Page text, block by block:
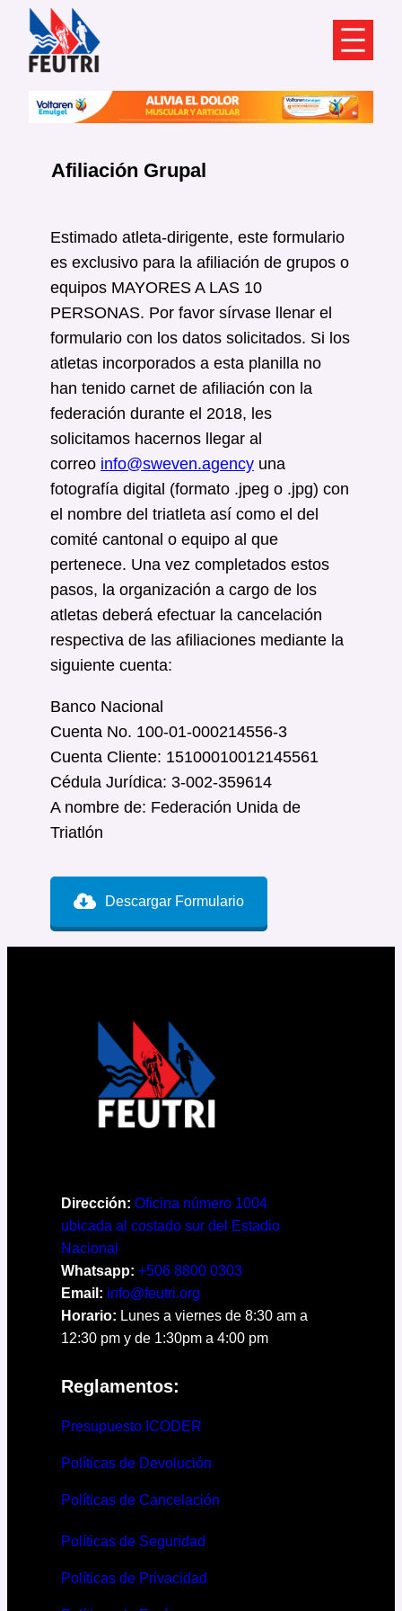
Saltar
contenido
Afiliación Grupal
Estimado atleta-dirigente, este formulario
es exclusivo para la afiliación de grupos o
equipos MAYORES A LAS 10
PERSONAS. Por favor sírvase llenar el
formulario con los datos solicitados. Si los
atletas incorporados a esta planilla no
han tenido carnet de afiliación con la
federación durante el 2018, les
solicitamos hacernos llegar al
correo info@sweven.agency una
fotografía digital (formato .jpeg o .jpg) con
el nombre del triatleta así como el del
comité cantonal o equipo al que
pertenece. Una vez completados estos
pasos, la organización a cargo de los
atletas deberá efectuar la cancelación
respectiva de las afiliaciones mediante la
siguiente cuenta:
Banco Nacional
Cuenta No. 100-01-000214556-3
Cuenta Cliente: 15100010012145561
Cédula Jurídica: 3-002-359614
A nombre de: Federación Unida de
Triatlón
Descargar Formulario
Dirección: Oficina número 1004
ubicada al costado sur del Estadio
Nacional
Whatsapp: +506 8800 0303
Email: info@feutri.org
Horario: Lunes a viernes de 8:30 am a
12:30 pm y de 1:30pm a 4:00 pm
Reglamentos:
Presupuesto ICODER
Políticas de Devolución
Políticas de Cancelación
Políticas de Seguridad
Políticas de Privacidad